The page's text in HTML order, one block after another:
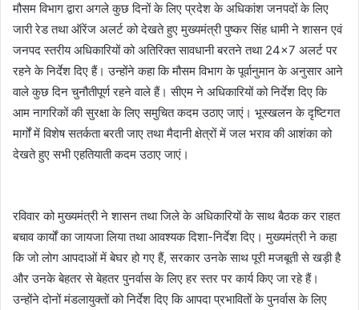
मौसम विभाग द्वारा अगले कुछ दिनों के लिए प्रदेश के अधिकांश जनपदों के लिए
जारी रेड तथा ऑरेंज अलर्ट को देखते हुए मुख्यमंत्री पुष्कर सिंह धामी ने शासन एवं
जनपद स्तरीय अधिकारियों को अतिरिक्त सावधानी बरतने तथा 24×7 अलर्ट पर
रहने के निर्देश दिए हैं। उन्होंने कहा कि मौसम विभाग के पूर्वानुमान के अनुसार आने
वाले कुछ दिन चुनौतीपूर्ण रहने वाले हैं। सीएम ने अधिकारियों को निर्देश दिए कि
आम नागरिकों की सुरक्षा के लिए समुचित कदम उठाए जाएं। भूस्खलन के दृष्टिगत
मार्गों में विशेष सतर्कता बरती जाए तथा मैदानी क्षेत्रों में जल भराव की आशंका को
देखते हुए सभी एहतियाती कदम उठाए जाएं।
रविवार को मुख्यमंत्री ने शासन तथा जिले के अधिकारियों के साथ बैठक कर राहत
बचाव कार्यों का जायजा लिया तथा आवश्यक दिशा-निर्देश दिए। मुख्यमंत्री ने कहा
कि जो लोग आपदाओं में बेघर हो गए हैं, सरकार उनके साथ पूरी मजबूती से खड़ी है
और उनके बेहतर से बेहतर पुनर्वास के लिए हर स्तर पर कार्य किए जा रहे हैं।
उन्होंने दोनों मंडलायुक्तों को निर्देश दिए कि आपदा प्रभावितों के पुनर्वास के लिए